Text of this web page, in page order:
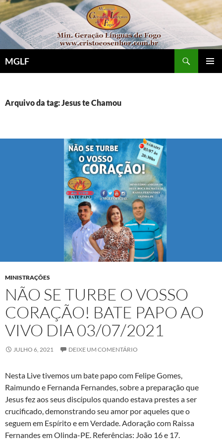
Pular
para
o
conteúdo
MGLF
Arquivo da tag: Jesus te Chamou
MINISTRAÇÕES
NÃO SE TURBE O VOSSO
CORAÇÃO! BATE PAPO AO
VIVO DIA 03/07/2021
JULHO 6, 2021 DEIXE UM COMENTÁRIO
Nesta Live tivemos um bate papo com Felipe Gomes,
Raimundo e Fernanda Fernandes, sobre a preparação que
Jesus fez aos seus discípulos quando estava prestes a ser
crucificado, demonstrando seu amor por aqueles que o
seguem em Espírito e em Verdade. Adoração com Raissa
Fernandes em Olinda-PE. Referências: João 16 e 17.